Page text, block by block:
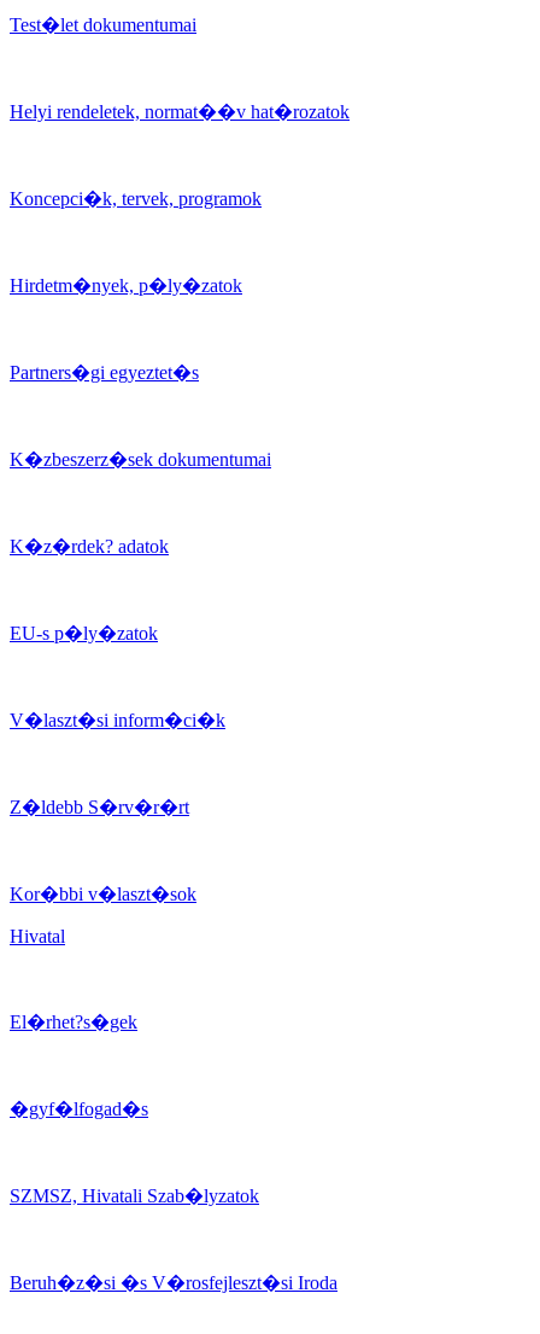
Test�let dokumentumai
Helyi rendeletek, normat��v hat�rozatok
Koncepci�k, tervek, programok
Hirdetm�nyek, p�ly�zatok
Partners�gi egyeztet�s
K�zbeszerz�sek dokumentumai
K�z�rdek? adatok
EU-s p�ly�zatok
V�laszt�si inform�ci�k
Z�ldebb S�rv�r�rt
Kor�bbi v�laszt�sok
Hivatal
El�rhet?s�gek
�gyf�lfogad�s
SZMSZ, Hivatali Szab�lyzatok
Beruh�z�si �s V�rosfejleszt�si Iroda